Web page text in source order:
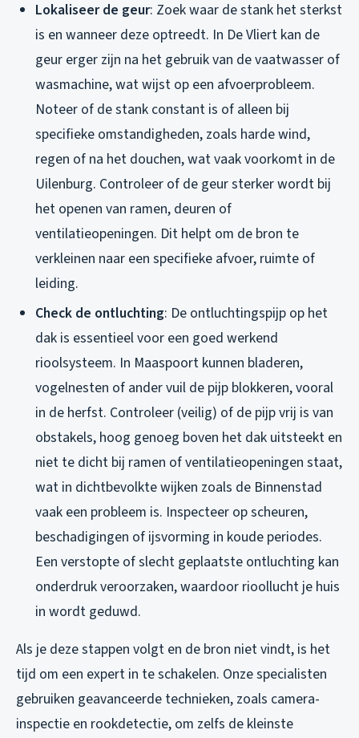
Lokaliseer de geur: Zoek waar de stank het sterkst
is en wanneer deze optreedt. In De Vliert kan de
geur erger zijn na het gebruik van de vaatwasser of
wasmachine, wat wijst op een afvoerprobleem.
Noteer of de stank constant is of alleen bij
specifieke omstandigheden, zoals harde wind,
regen of na het douchen, wat vaak voorkomt in de
Uilenburg. Controleer of de geur sterker wordt bij
het openen van ramen, deuren of
ventilatieopeningen. Dit helpt om de bron te
verkleinen naar een specifieke afvoer, ruimte of
leiding.
Check de ontluchting: De ontluchtingspijp op het
dak is essentieel voor een goed werkend
rioolsysteem. In Maaspoort kunnen bladeren,
vogelnesten of ander vuil de pijp blokkeren, vooral
in de herfst. Controleer (veilig) of de pijp vrij is van
obstakels, hoog genoeg boven het dak uitsteekt en
niet te dicht bij ramen of ventilatieopeningen staat,
wat in dichtbevolkte wijken zoals de Binnenstad
vaak een probleem is. Inspecteer op scheuren,
beschadigingen of ijsvorming in koude periodes.
Een verstopte of slecht geplaatste ontluchting kan
onderdruk veroorzaken, waardoor rioollucht je huis
in wordt geduwd.
Als je deze stappen volgt en de bron niet vindt, is het
tijd om een expert in te schakelen. Onze specialisten
gebruiken geavanceerde technieken, zoals camera-
inspectie en rookdetectie, om zelfs de kleinste